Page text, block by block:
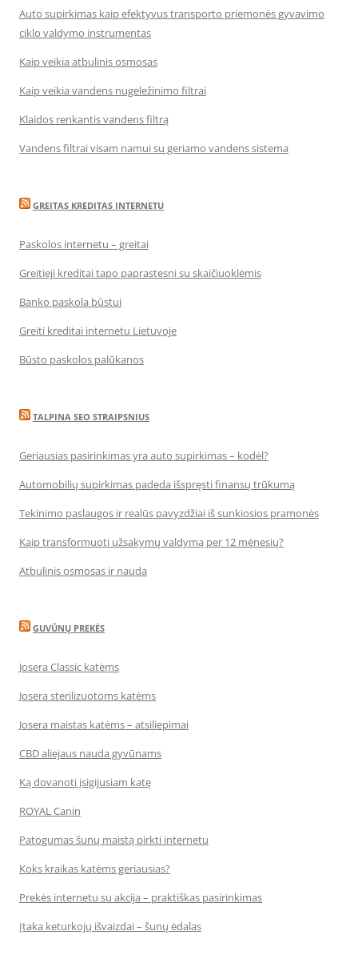
Auto supirkimas kaip efektyvus transporto priemonės gyvavimo
ciklo valdymo instrumentas
Kaip veikia atbulinis osmosas
Kaip veikia vandens nugeležinimo filtrai
Klaidos renkantis vandens filtrą
Vandens filtrai visam namui su geriamo vandens sistema
GREITAS KREDITAS INTERNETU
Paskolos internetu – greitai
Greitieji kreditai tapo paprastesni su skaičiuoklėmis
Banko paskola būstui
Greiti kreditai internetu Lietuvoje
Būsto paskolos palūkanos
TALPINA SEO STRAIPSNIUS
Geriausias pasirinkimas yra auto supirkimas – kodėl?
Automobilių supirkimas padeda išspręsti finansų trūkumą
Tekinimo paslaugos ir realūs pavyzdžiai iš sunkiosios pramonės
Kaip transformuoti užsakymų valdymą per 12 mėnesių?
Atbulinis osmosas ir nauda
GUVŪNŲ PREKĖS
Josera Classic katėms
Josera sterilizuotoms katėms
Josera maistas katėms – atsiliepimai
CBD aliejaus nauda gyvūnams
Ką dovanoti įsigijusiam katę
ROYAL Canin
Patogumas šunų maistą pirkti internetu
Koks kraikas katėms geriausias?
Prekės internetu su akcija – praktiškas pasirinkimas
Įtaka keturkojų išvaizdai – šunų ėdalas